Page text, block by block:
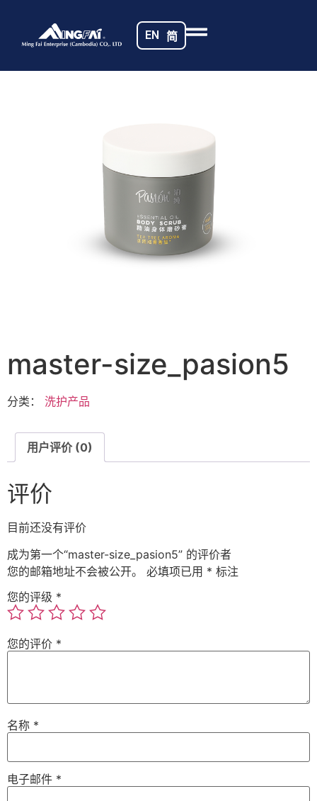
EN 简
master-size_pasion5
分类： 洗护产品
用户评价 (0)
评价
目前还没有评价
成为第一个“master-size_pasion5” 的评价者
您的邮箱地址不会被公开。
必填项已用 * 标注
您的评级 *
您的评价 *
名称 *
电子邮件 *